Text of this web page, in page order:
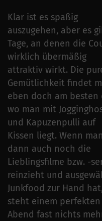
Klar ist es spaßig
auszugehen, aber es
Tage, an denen die
wirklich übermäßig
attraktiv wirkt. Die
Gemütlichkeit findet
eben doch am besten
wo man mit
und Kapuzenpulli auf
Kissen liegt. Wenn
dann auch noch die
Lieblingsfilme bzw. -
reinzieht und
Junkfood zur Hand hat,
steht einem perfekten
Abend fast nichts